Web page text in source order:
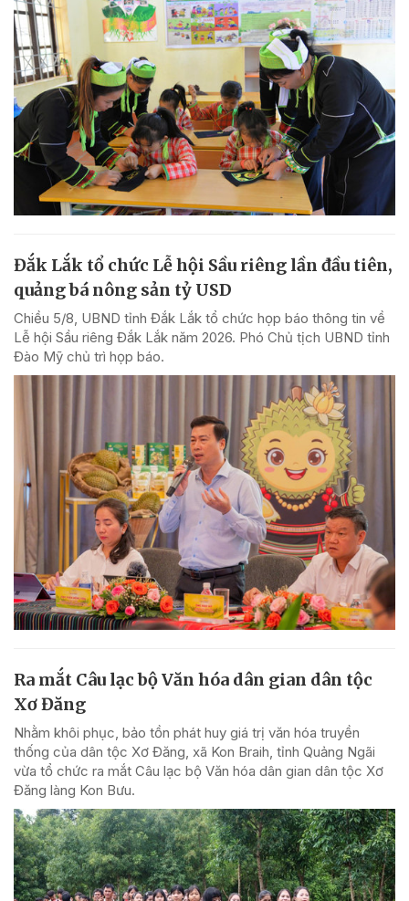
Đắk Lắk tổ chức Lễ hội Sầu riêng lần đầu tiên,
quảng bá nông sản tỷ USD
Chiều 5/8, UBND tỉnh Đắk Lắk tổ chức họp báo thông tin về
Lễ hội Sầu riêng Đắk Lắk năm 2026. Phó Chủ tịch UBND tỉnh
Đào Mỹ chủ trì họp báo.
Ra mắt Câu lạc bộ Văn hóa dân gian dân tộc
Xơ Đăng
Nhằm khôi phục, bảo tồn phát huy giá trị văn hóa truyền
thống của dân tộc Xơ Đăng, xã Kon Braih, tỉnh Quảng Ngãi
vừa tổ chức ra mắt Câu lạc bộ Văn hóa dân gian dân tộc Xơ
Đăng làng Kon Bưu.